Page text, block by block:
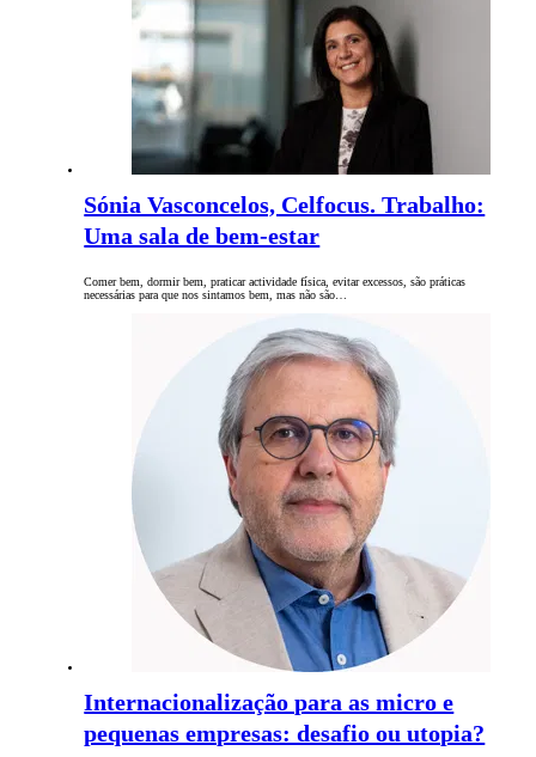
Sónia Vasconcelos, Celfocus. Trabalho:
Uma sala de bem-estar
Comer bem, dormir bem, praticar actividade física, evitar excessos, são práticas
necessárias para que nos sintamos bem, mas não são…
Internacionalização para as micro e
pequenas empresas: desafio ou utopia?